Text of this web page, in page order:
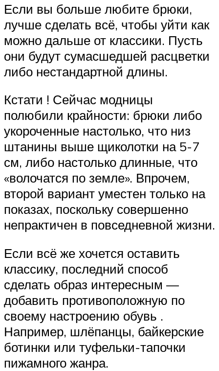
Если вы больше любите брюки,
лучше сделать всё, чтобы уйти как
можно дальше от классики. Пусть
они будут сумасшедшей расцветки
либо нестандартной длины.
Кстати ! Сейчас модницы
полюбили крайности: брюки либо
укороченные настолько, что низ
штанины выше щиколотки на 5-7
см, либо настолько длинные, что
«волочатся по земле». Впрочем,
второй вариант уместен только на
показах, поскольку совершенно
непрактичен в повседневной жизни.
Если всё же хочется оставить
классику, последний способ
сделать образ интересным —
добавить противоположную по
своему настроению обувь .
Например, шлёпанцы, байкерские
ботинки или туфельки-тапочки
пижамного жанра.